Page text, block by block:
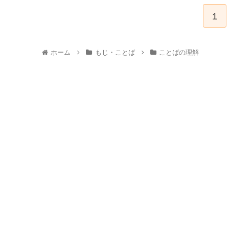
1
ホーム もじ・ことば ことばの理解